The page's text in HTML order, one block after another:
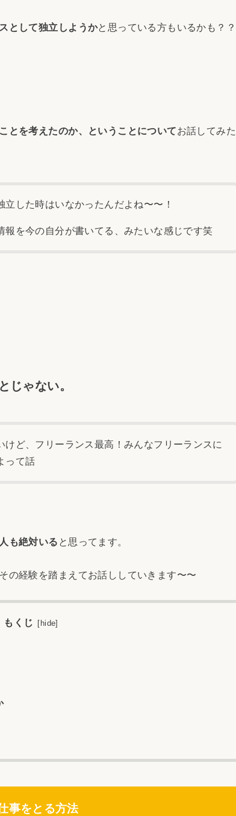
として独立しようかと思っている方もいるかも？？
とを考えたのか、ということについてお話してみた
した時はいなかったんだよね〜〜！
報を今の自分が書いてる、みたいな感じです笑
じゃない。
けど、フリーランス最高！みんなフリーランスに
って話
も絶対いる と思ってます。
の経験を踏まえてお話ししていきます〜〜
もくじ [ hide]
事をとる方法